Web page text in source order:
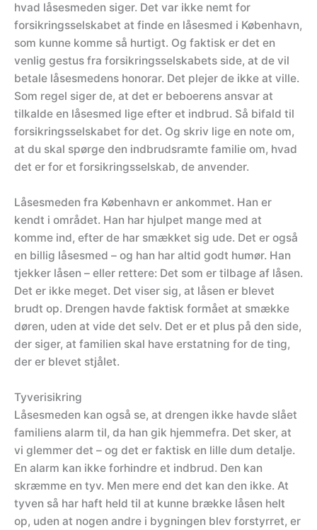
hvad låsesmeden siger. Det var ikke nemt for
forsikringsselskabet at finde en låsesmed i København,
som kunne komme så hurtigt. Og faktisk er det en
venlig gestus fra forsikringsselskabets side, at de vil
betale låsesmedens honorar. Det plejer de ikke at ville.
Som regel siger de, at det er beboerens ansvar at
tilkalde en låsesmed lige efter et indbrud. Så bifald til
forsikringsselskabet for det. Og skriv lige en note om,
at du skal spørge den indbrudsramte familie om, hvad
det er for et forsikringsselskab, de anvender.
Låsesmeden fra København er ankommet. Han er
kendt i området. Han har hjulpet mange med at
komme ind, efter de har smækket sig ude. Det er også
en billig låsesmed – og han har altid godt humør. Han
tjekker låsen – eller rettere: Det som er tilbage af låsen.
Det er ikke meget. Det viser sig, at låsen er blevet
brudt op. Drengen havde faktisk formået at smække
døren, uden at vide det selv. Det er et plus på den side,
der siger, at familien skal have erstatning for de ting,
der er blevet stjålet.
Tyverisikring
Låsesmeden kan også se, at drengen ikke havde slået
familiens alarm til, da han gik hjemmefra. Det sker, at
vi glemmer det – og det er faktisk en lille dum detalje.
En alarm kan ikke forhindre et indbrud. Den kan
skræmme en tyv. Men mere end det kan den ikke. At
tyven så har haft held til at kunne brække låsen helt
op, uden at nogen andre i bygningen blev forstyrret, er